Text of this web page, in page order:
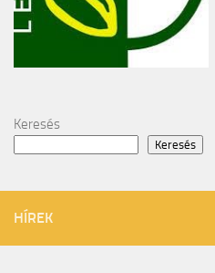
Keresés
Keresés
HÍREK